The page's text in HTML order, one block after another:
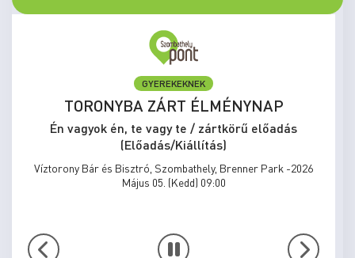
GYEREKEKNEK
TORONYBA ZÁRT ÉLMÉNYNAP
Én vagyok én, te vagy te / zártkörű előadás
(Előadás/Kiállítás)
Víztorony Bár és Bisztró, Szombathely, Brenner Park -2026
Május 05. (Kedd) 09:00